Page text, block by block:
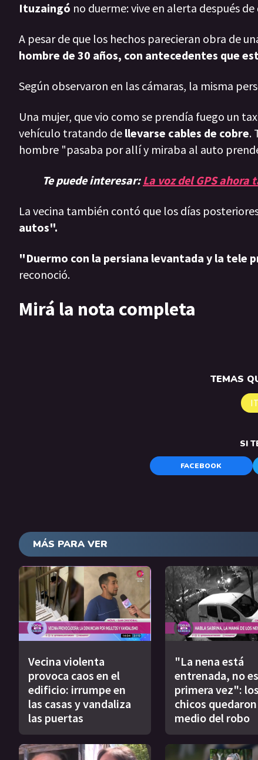
Ituzaingó no duerme: vive en alerta después de
A pesar de que los hechos parecieran obra de
hombre de 30 años, con antecedentes que
Según observaron en las cámaras, la misma
Una mujer, que vio como se prendía fuego un
vehículo tratando de llevarse cables de cobre.
hombre "pasaba por allí y miraba al auto
Te puede interesar:La voz del GPS
La vecina también contó que los días
autos".
"Duermo con la persiana levantada y la tele
reconoció.
Mirá la nota completa
TEMAS
SI
FACEBOOK
MÁS PARA VER
Vecina violenta
provoca caos en el
edificio: irrumpe en
las casas y vandaliza
las puertas
"La nena está
entrenada, no
primera vez": los
chicos
medio del robo